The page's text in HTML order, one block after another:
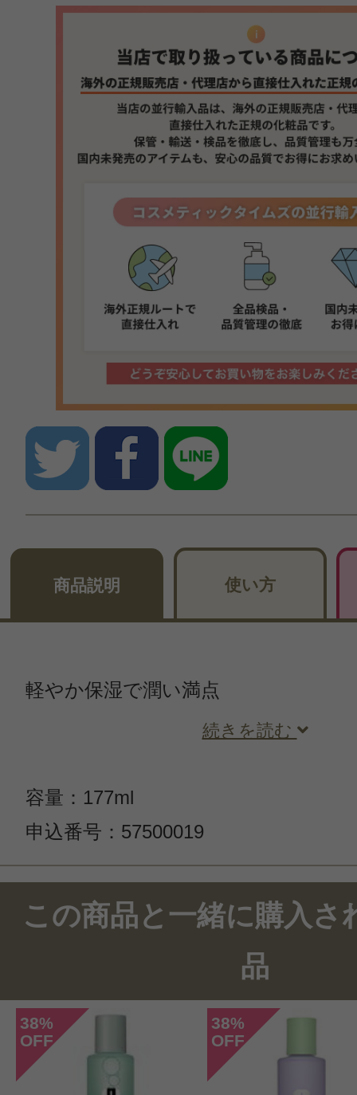
商品説明 使い方
軽やか保湿で潤い満点
続きを読む
容量：177ml
申込番号：57500019
このコスメのレビューを書いて
この商品と一緒に購入さ
品
38%
OFF
38%
OFF